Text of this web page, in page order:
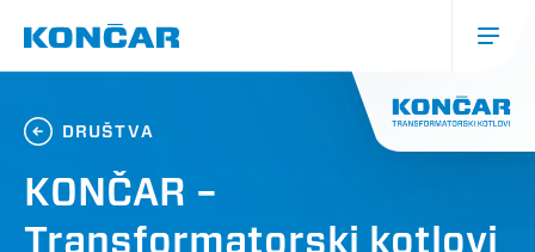
sadržaj
navigacija
(mobile)
DRUŠTVA
KONČAR –
Transformatorski kotlovi